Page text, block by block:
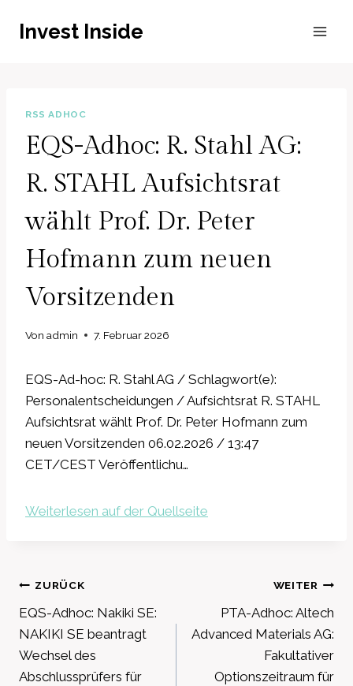
InhaltInvest Inside
RSS ADHOC
EQS-Adhoc: R. Stahl AG:
R. STAHL Aufsichtsrat
wählt Prof. Dr. Peter
Hofmann zum neuen
Vorsitzenden
Von admin 7. Februar 2026
EQS-Ad-hoc: R. Stahl AG / Schlagwort(e):
Personalentscheidungen / Aufsichtsrat R. STAHL
Aufsichtsrat wählt Prof. Dr. Peter Hofmann zum
neuen Vorsitzenden 06.02.2026 / 13:47
CET/CEST Veröffentlichu…
Weiterlesen auf der Quellseite
Beitragsnavigation
ZURÜCK
EQS-Adhoc: Nakiki SE:
NAKIKI SE beantragt
Wechsel des
Abschlussprüfers für
WEITER
PTA-Adhoc: Altech
Advanced Materials AG:
Fakultativer
Optionszeitraum für